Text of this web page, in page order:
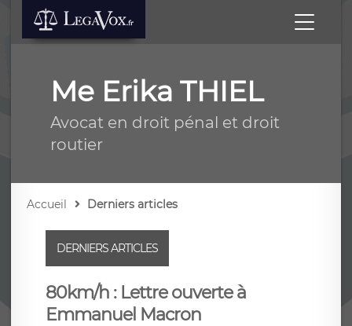
Me Erika THIEL
Avocat en droit pénal et droit
routier
Accueil Derniers articles
DERNIERS ARTICLES
80km/h : Lettre ouverte à
Emmanuel Macron